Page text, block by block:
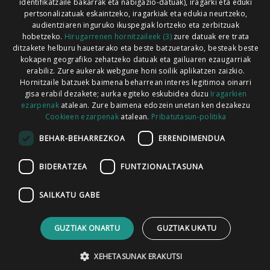
Codesyntaxek garatua
HONI BURUZ LEGE OHARRA PUBLIZITATEA
ARAUAK HARREMANETARAKO RSS
identifikatzaile bakarrak eta nabigazio-datuak), iragarki eta eduki
pertsonalizatuak eskaintzeko, iragarkiak eta edukia neurtzeko,
audientziaren inguruko ikuspegiak lortzeko eta zerbitzuak
hobetzeko. Hirugarrenen hornitzaileek (3)zure datuak ere trata
ditzakete helburu hauetarako eta beste batzuetarako, besteak beste
kokapen geografiko zehatzeko datuak eta gailuaren ezaugarriak
erabiliz. Zure aukerak webgune honi soilik aplikatzen zaizkio.
Hornitzaile batzuek baimena beharrean interes legitimoa oinarri
gisa erabil dezakete; aurka egiteko eskubidea duzu Iragarkien
ezarpenakatalean. Zure baimena edozein unetan ken dezakezu
Cookieen ezarpenak atalean. Pribatutasun-politika
BEHAR-BEHARREZKOA ERRENDIMENDUA
BIDERATZEA FUNTZIONALTASUNA
SAILKATU GABE
GUZTIAK ONARTU GUZTIAK UKATU
XEHETASUNAK ERAKUTSI